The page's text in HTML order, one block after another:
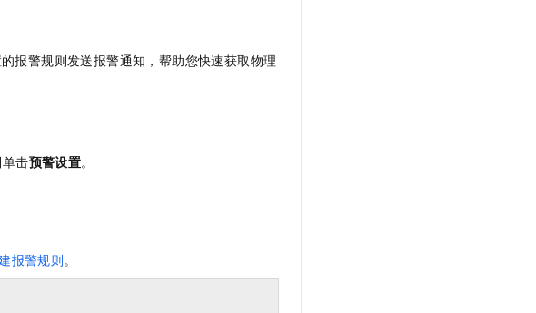
报警规则发送报警通知，帮助您快速获取物理
击预警设置。
报警规则。